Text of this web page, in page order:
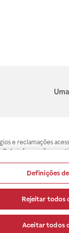
e reclamações
As informações
problema de saúde
esclarecimentos,
clientes são
Definições
Rejeitar todos
Aceitar todos